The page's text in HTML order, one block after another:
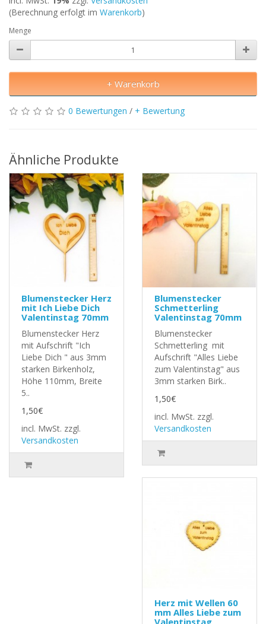
(Berechnung erfolgt im Warenkorb)
Menge
+ Warenkorb
0 Bewertungen / + Bewertung
Ähnliche Produkte
Blumenstecker Herz
mit Ich Liebe Dich
Valentinstag 70mm
Blumenstecker Herz
mit Aufschrift "Ich
Liebe Dich " aus 3mm
starken Birkenholz,
Höhe 110mm, Breite
5..
1,50€
incl. MwSt. zzgl.
Versandkosten
Blumenstecker
Schmetterling
Valentinstag 70mm
Blumenstecker
Schmetterling mit
Aufschrift "Alles Liebe
zum Valentinstag" aus
3mm starken Birk..
1,50€
incl. MwSt. zzgl.
Versandkosten
Herz mit Wellen 60
mm Alles Liebe zum
Valentinstag